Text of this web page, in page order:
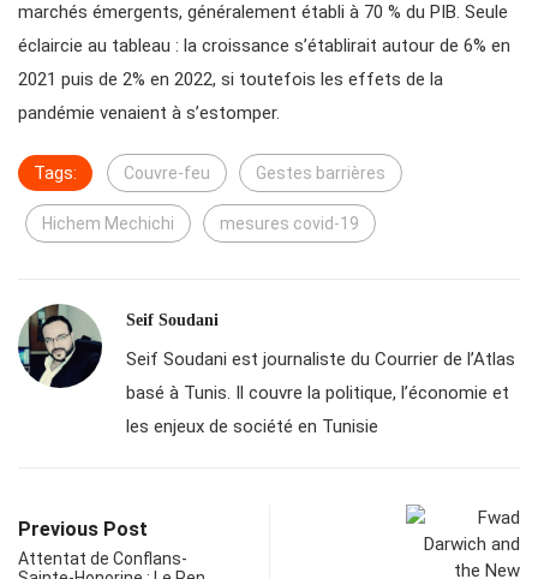
marchés émergents, généralement établi à 70 % du PIB. Seule
éclaircie au tableau : la croissance s’établirait autour de 6% en
2021 puis de 2% en 2022, si toutefois les effets de la
pandémie venaient à s’estomper.
Tags: Couvre-feu Gestes barrières
Hichem Mechichi mesures covid-19
Seif Soudani
Seif Soudani est journaliste du Courrier de l’Atlas
basé à Tunis. Il couvre la politique, l’économie et
les enjeux de société en Tunisie
Previous Post
Attentat de Conflans-